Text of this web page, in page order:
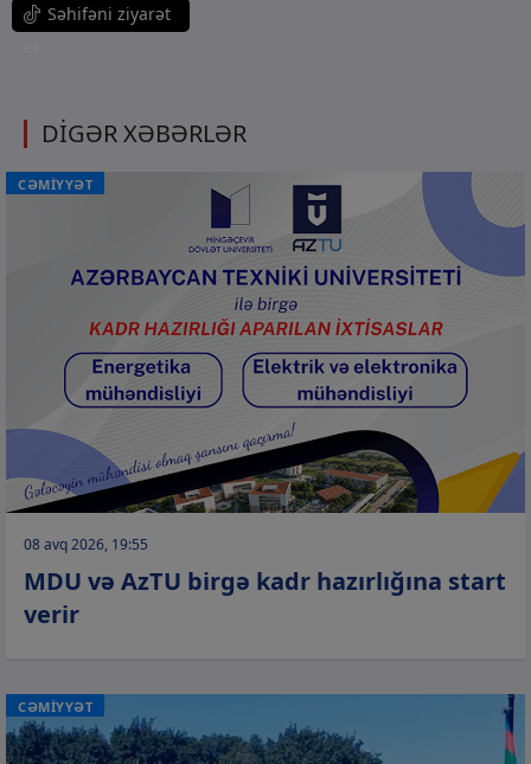
Səhifəni ziyarət
DİGƏR XƏBƏRLƏR
CƏMİYYƏT
08 avq 2026, 19:55
MDU və AzTU birgə kadr hazırlığına start
verir
CƏMİYYƏT